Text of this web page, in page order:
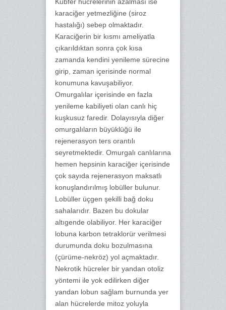
karaciğer yetmezliğine (siroz
hastalığı) sebep olmaktadır.
Karaciğerin bir kısmı ameliyatla
çıkarıldıktan sonra çok kısa
zamanda kendini yenileme sürecine
girip, zaman içerisinde normal
konumuna kavuşabiliyor.
Omurgalılar içerisinde en fazla
yenileme kabiliyeti olan canlı hiç
kuşkusuz faredir. Dolayısıyla diğer
omurgalıların büyüklüğü ile
rejenerasyon ters orantılı
seyretmektedir. Omurgalı canlılarına
hemen hepsinin karaciğer içerisinde
çok sayıda rejenerasyon maksatlı
konuşlandırılmış lobüller bulunur.
Lobüller üçgen şekilli bağ doku
sahalarıdır. Bazen bu dokular
altıgende olabiliyor. Her karaciğer
lobuna karbon tetraklorür verilmesi
durumunda doku bozulmasına
(çürüme-nekröz) yol açmaktadır.
Nekrotik hücreler bir yandan otoliz
yöntemi ile yok edilirken diğer
yandan lobun sağlam burnunda yer
alan hücrelerde mitoz yoluyla